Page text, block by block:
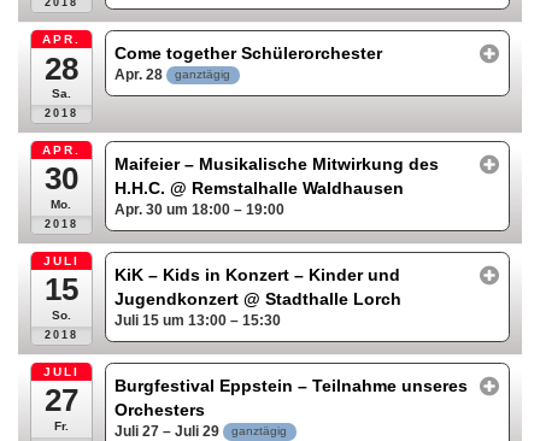
2018
APR.
28
Sa.
2018
Come together Schülerorchester
Apr. 28 ganztägig
APR.
30
Mo.
2018
Maifeier – Musikalische Mitwirkung des
H.H.C.@ Remstalhalle Waldhausen
Apr. 30 um 18:00 – 19:00
JULI
15
So.
2018
KiK – Kids in Konzert – Kinder und
Jugendkonzert@ Stadthalle Lorch
Juli 15 um 13:00 – 15:30
JULI
27
Fr.
Burgfestival Eppstein – Teilnahme unseres
Orchesters
Juli 27 – Juli 29 ganztägig